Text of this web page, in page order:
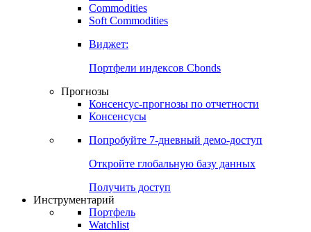
Commodities
Золото
Бензин
Soft Commodities
Виджет:
Портфели индексов Cbonds
Прогнозы
Консенсусы
Попробуйте7-дневный
Откройте глобальную базу данных